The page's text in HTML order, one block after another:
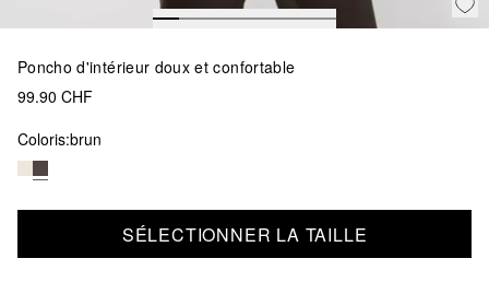
Poncho d'intérieur doux et confortable
99.90 CHF
Coloris:brun
SÉLECTIONNER LA TAILLE